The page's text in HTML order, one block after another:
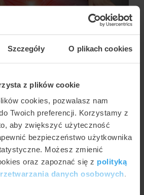
Szczegóły O plikach cookies
z plików cookie
cookies, pozwalasz nam
Twoich preferencji. Korzystamy z
aby zwiększyć użyteczność
bezpieczeństwo użytkownika
Możesz zmienić
oraz zapoznać się z polityką
danych osobowych.
JULIA WŁOSIŃSKA